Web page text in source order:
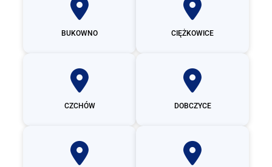
BUKOWNO CIĘŻKOWICE
CZCHÓW DOBCZYCE